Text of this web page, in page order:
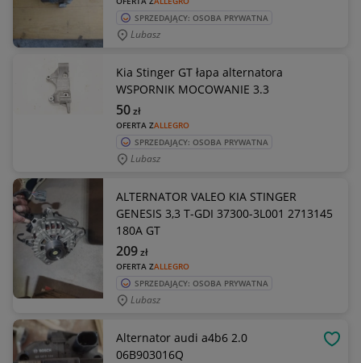
SPRZEDAJĄCY: OSOBA PRYWATNA
Lubasz
Kia Stinger GT łapa alternatora
WSPORNIK MOCOWANIE 3.3
OFERTA ZALLEGRO
50zł
SPRZEDAJĄCY: OSOBA PRYWATNA
Lubasz
ALTERNATOR VALEO KIA STINGER
GENESIS 3,3 T-GDI 37300-3L001 2713145
180A GT
OFERTA ZALLEGRO
209zł
SPRZEDAJĄCY: OSOBA PRYWATNA
Lubasz
Alternator audi a4b6 2.0
06B903016Q